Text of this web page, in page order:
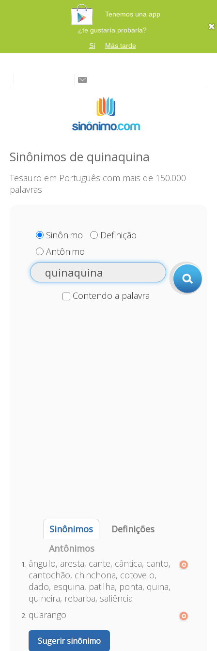
Tenemos una app
¿te gustaría probarla?
Sí
Más tarde
Sinônimos de quinaquina
Tesauro em Português com mais de 150.000
palavras
Sinônimo
Definição
Antônimo
Contendo a palavra
Sinônimos
Definições
Antônimos
ângulo, aresta, cante, cântica, canto,
cantochão, chinchona, cotovelo,
dado, esquina, patilha, ponta, quina,
quineira, rebarba, saliência
quarango
Sugerir sinônimo